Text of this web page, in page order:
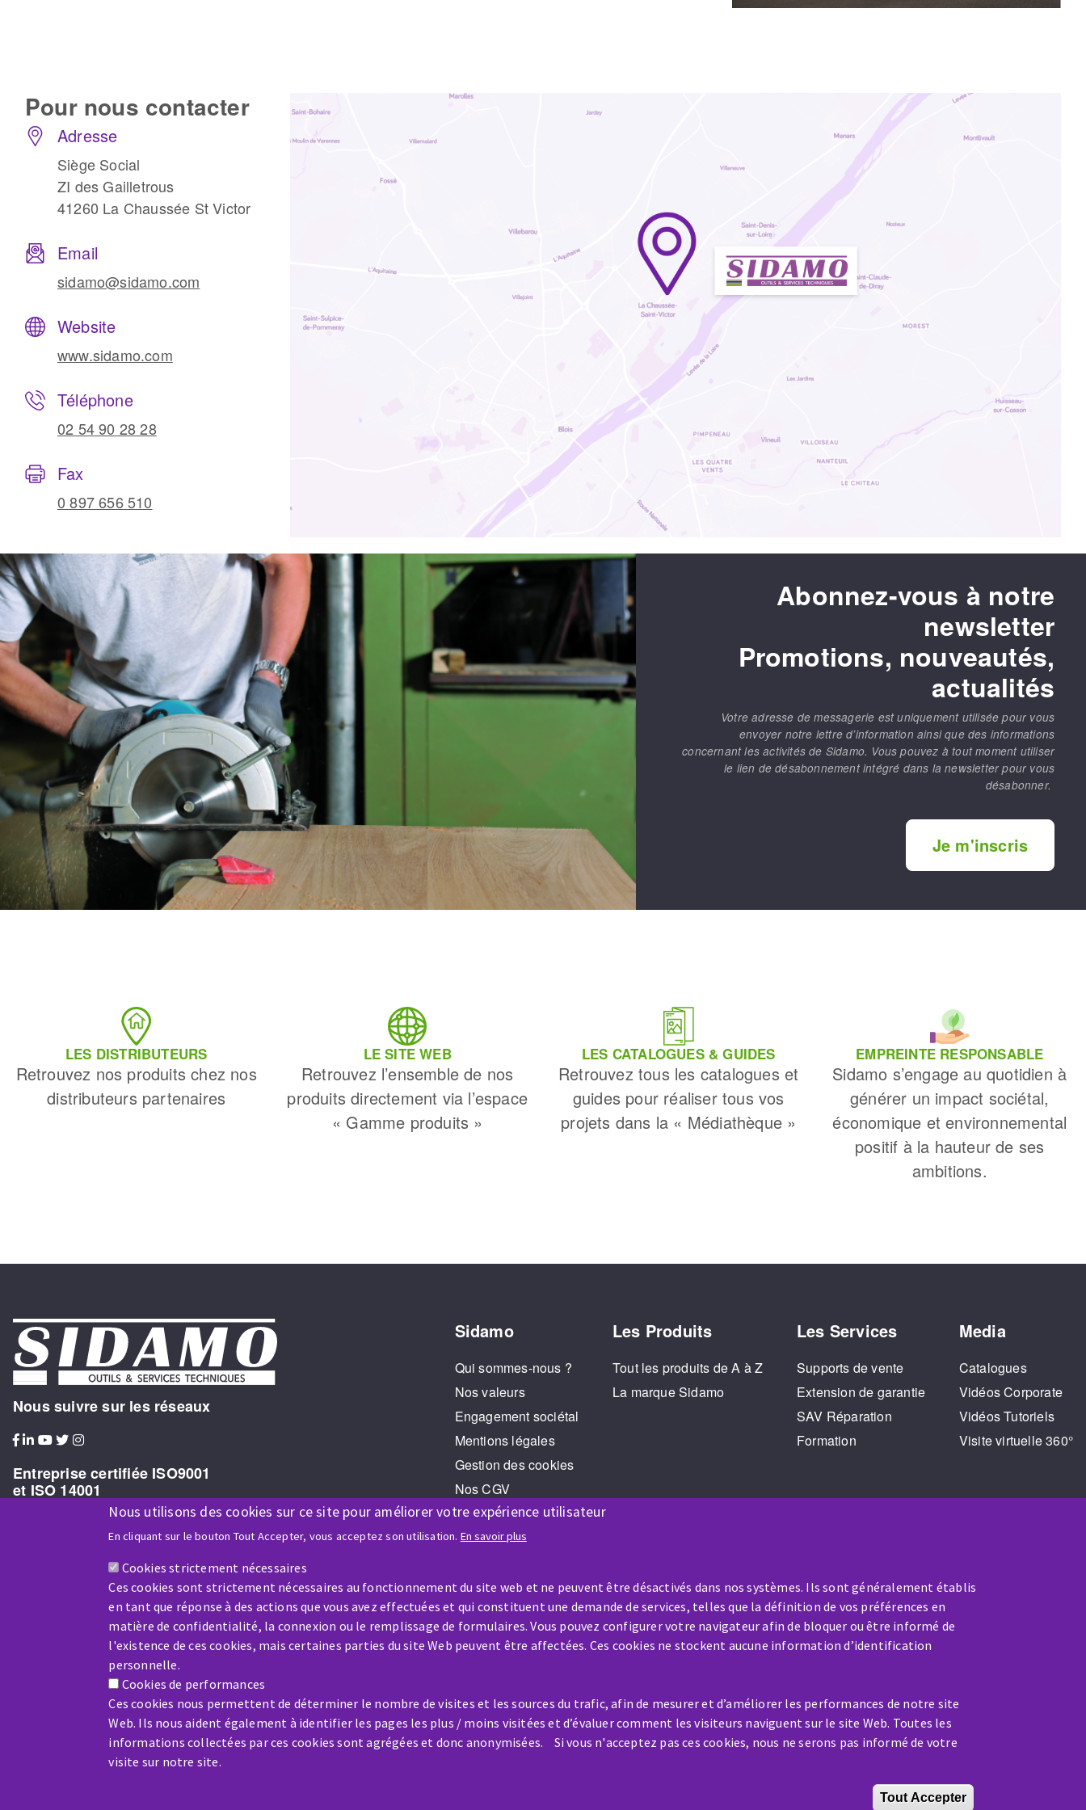
Nous utilisons des cookies sur ce site pour améliorer votre expérience utilisateur
En cliquant sur le bouton Tout Accepter, vous acceptez son utilisation. En savoir plus
Cookies strictement nécessaires
Ces cookies sont strictement nécessaires au fonctionnement du site web et ne peuvent être désactivés dans nos systèmes. Ils sont généralement établis
en tant que réponse à des actions que vous avez effectuées et qui constituent une demande de services, telles que la définition de vos préférences en
matière de confidentialité, la connexion ou le remplissage de formulaires. Vous pouvez configurer votre navigateur afin de bloquer ou être informé de
l'existence de ces cookies, mais certaines parties du site Web peuvent être affectées. Ces cookies ne stockent aucune information d’identification
personnelle.
Cookies de performances
Ces cookies nous permettent de déterminer le nombre de visites et les sources du trafic, afin de mesurer et d’améliorer les performances de notre site
Web. Ils nous aident également à identifier les pages les plus / moins visitées et d’évaluer comment les visiteurs naviguent sur le site Web. Toutes les
informations collectées par ces cookies sont agrégées et donc anonymisées. Si vous n'acceptez pas ces cookies, nous ne serons pas informé de votre
visite sur notre site.
Tout Accepter
OUTILS COUPANTS
Fraises scies
Rubans
Fraise HSS
Forets métaux
Pour nous contacter
Adresse
Siège Social
ZI des Gailletrous
41260 La Chaussée St Victor
Email
sidamo@sidamo.com
Website
www.sidamo.com
Téléphone
02 54 90 28 28
Fax
0 897 656 510
Abonnez-vous à notre
newsletter
Promotions, nouveautés,
actualités
Votre adresse de messagerie est uniquement utilisée pour vous
envoyer notre lettre d’information ainsi que des informations
concernant les activités de Sidamo. Vous pouvez à tout moment utiliser
le lien de désabonnement intégré dans la newsletter pour vous
désabonner.
Je m'inscris
LES DISTRIBUTEURS
Retrouvez nos produits chez nos
distributeurs partenaires
LE SITE WEB
Retrouvez l’ensemble de nos
produits directement via l’espace
« Gamme produits »
LES CATALOGUES & GUIDES
Retrouvez tous les catalogues et
guides pour réaliser tous vos
projets dans la « Médiathèque »
EMPREINTE RESPONSABLE
Sidamo s’engage au quotidien à
générer un impact sociétal,
économique et environnemental
positif à la hauteur de ses
ambitions.
Nous suivre sur les réseaux
Entreprise certifiée ISO9001
et ISO 14001
Entreprise bénéficiaire du soutien financier de :
Sidamo
Qui sommes-nous ?
Nos valeurs
Engagement sociétal
Mentions légales
Gestion des cookies
Nos CGV
RGPD
Jeux Concours
Les Produits
Tout les produits de A à Z
La marque Sidamo
Les Services
Supports de vente
Extension de garantie
SAV Réparation
Formation
Media
Catalogues
Vidéos Corporate
Vidéos Tutoriels
Visite virtuelle 360°
?
?